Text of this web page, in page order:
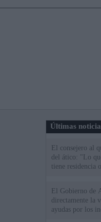
Últimas
El consejero al
del ático: "Lo
tiene residencia
El Gobierno de
directamente la
ayudas por los